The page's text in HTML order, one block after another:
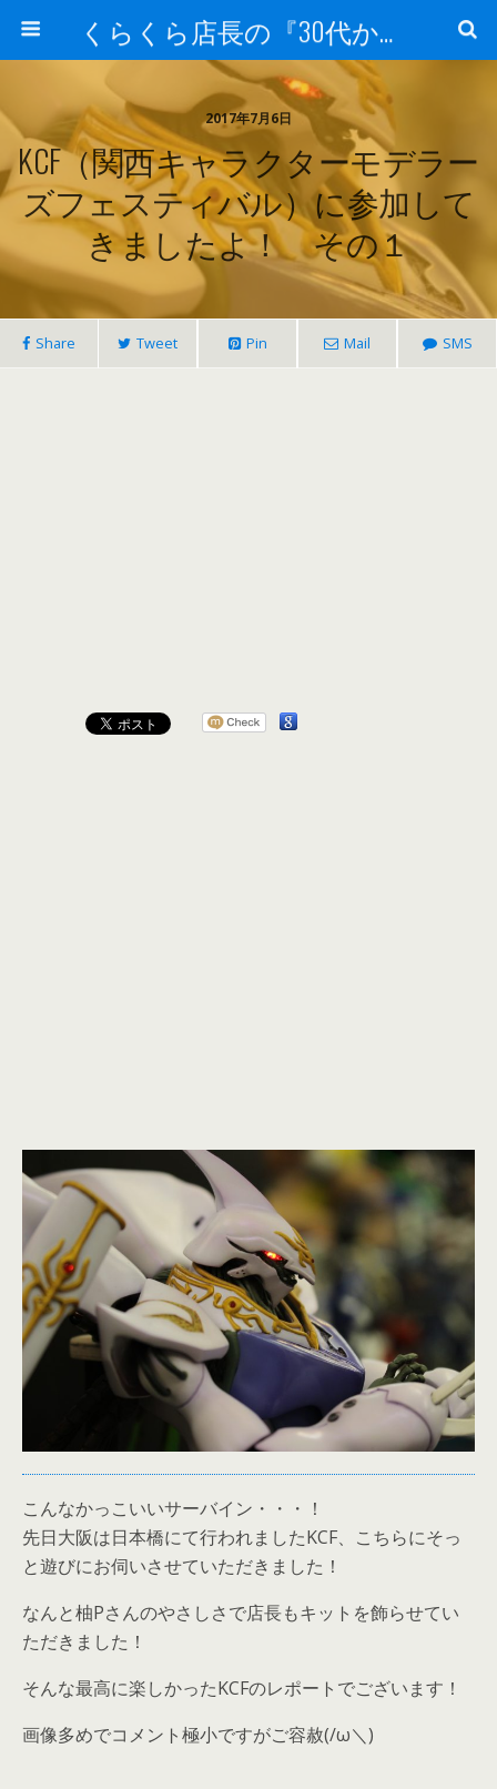
くらくら店長の『30代からのガンプラ工作』
2017年7月6日
KCF（関西キャラクターモデラー
ズフェスティバル）に参加して
きましたよ！ その１
Share Tweet Pin Mail SMS
こんなかっこいいサーバイン・・・！
先日大阪は日本橋にて行われましたKCF、こちらにそっ
と遊びにお伺いさせていただきました！
なんと柚Pさんのやさしさで店長もキットを飾らせてい
ただきました！
そんな最高に楽しかったKCFのレポートでございます！
画像多めでコメント極小ですがご容赦(/ω＼)